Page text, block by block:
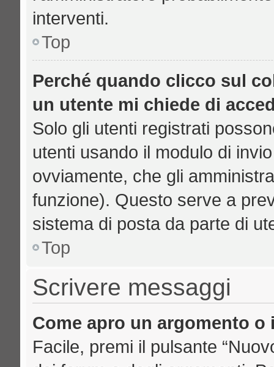
interventi.
Top
Perché quando clicco sul
un utente mi chiede di
Solo gli utenti registrati
utenti usando il modulo di
ovviamente, che gli
funzione). Questo serve a
sistema di posta da parte di
Top
Scrivere messaggi
Come apro un argomento
Facile, premi il pulsante